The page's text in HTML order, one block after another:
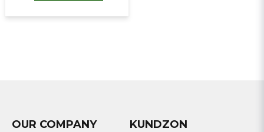
OUR COMPANY KUNDZON